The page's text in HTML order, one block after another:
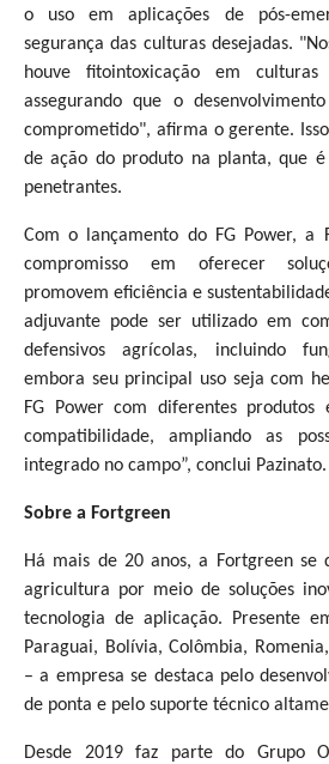
o uso em aplicações de pós-
segurança das culturas desejadas.
houve fitointoxicação em
assegurando que o
comprometido", afirma o gerente.
de ação do produto na planta, que é
penetrantes.
Com o lançamento do FG Power, a
compromisso em oferecer
promovem eficiência e
adjuvante pode ser utilizado em
defensivos agrícolas, incluindo
embora seu principal uso seja com
FG Power com diferentes
compatibilidade, ampliando as
integrado no campo”, conclui Pazinato.
Sobre a Fortgreen
Há mais de 20 anos, a Fortgreen se
agricultura por meio de soluções
tecnologia de aplicação. Presente
Paraguai, Bolívia, Colômbia,
– a empresa se destaca pelo
de ponta e pelo suporte técnico
Desde 2019 faz parte do Grupo